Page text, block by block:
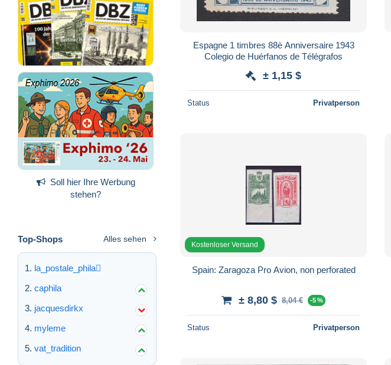
Soll hier Ihre Werbung
stehen?
Top-Shops Alles sehen
la_postale_phila
caphila
jacquesdirkx
myleme
vat_tradition
Espagne 1 timbres 88è Anniversaire 1943
Colegio de Huérfanos de Télégrafos
± 1,15 $
Status Privatperson
Kostenloser Versand
Spain: Zaragoza Pro Avion, non perforated
± 8,80 $ 8,04 € -5 %
Status Privatperson